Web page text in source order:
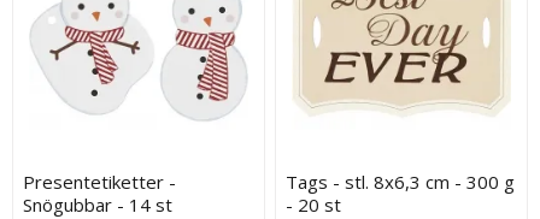
Presentetiketter -
Snögubbar - 14 st
Tags - stl. 8x6,3 cm - 300 g
- 20 st